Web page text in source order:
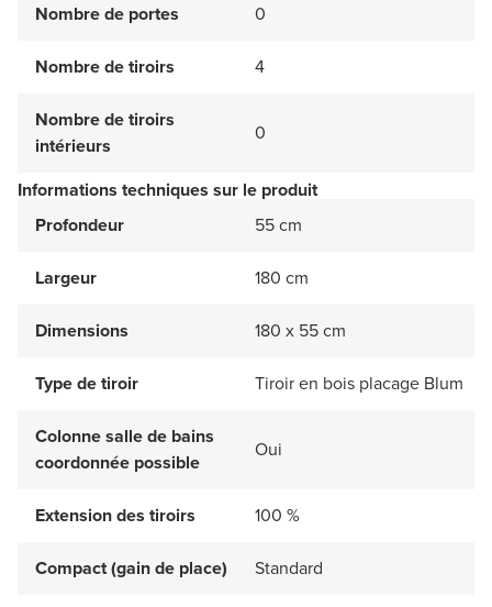
Nombre de portes 0
Nombre de tiroirs 4
Nombre de tiroirs
intérieurs
0
Informations techniques sur le produit
Profondeur
55 cm
Largeur 180 cm
Dimensions 180 x 55 cm
Type de tiroir Tiroir en bois placage Blum
Colonne salle de bains
coordonnée possible
Oui
Extension des tiroirs 100 %
Compact (gain de place) Standard